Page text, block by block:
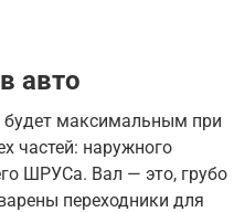
авто
будет максимальным при
частей: наружного
ШРУСа. Вал — это, грубо
переходники для